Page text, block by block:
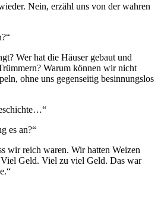
Nein, erzähl uns von der wahren
Wer hat die Häuser gebaut und
Warum können wir nicht
ohne uns gegenseitig besinnungslos
es an?“
wir reich waren. Wir hatten Weizen
Geld. Viel zu viel Geld. Das war